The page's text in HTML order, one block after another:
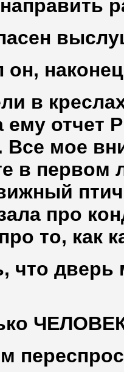
в
ему отчет
Все мое
в первом
про
то, как
что